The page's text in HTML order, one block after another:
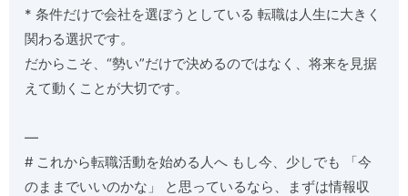
* 条件だけで会社を選ぼうとしている 転職は人生に大きく
関わる選択です。
だからこそ、“勢い”だけで決めるのではなく、将来を見据
えて動くことが大切です。
—
# これから転職活動を始める人へ もし今、少しでも 「今
のままでいいのかな」 と思っているなら、まずは情報収